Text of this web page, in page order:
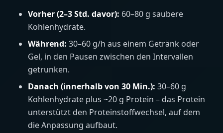
Vorher (2–3 Std. davor): 60–80 g saubere
Kohlenhydrate.
Während: 30–60 g/h aus einem Getränk oder
Gel, in den Pausen zwischen den Intervallen
getrunken.
Danach (innerhalb von 30 Min.): 30–60 g
Kohlenhydrate plus ~20 g Protein – das Protein
unterstützt den Proteinstoffwechsel, auf dem
die Anpassung aufbaut.